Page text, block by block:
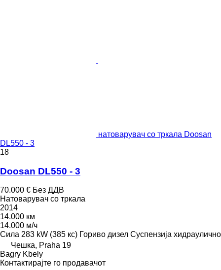
натоварувач со тркала Doosan
DL550 - 3
18
Doosan DL550 - 3
70.000 € Без ДДВ
Натоварувач со тркала
2014
14.000 км
14.000 м/ч
Сила 283 kW (385 кс) Гориво дизел Суспензија хидраулично
Чешка, Praha 19
Bagry Kbely
Контактирајте го продавачот